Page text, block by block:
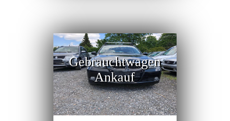
Gebrauchtwagen
Ankauf